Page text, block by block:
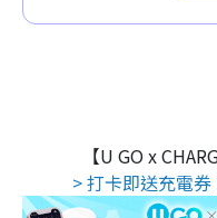
【U GO x
> 打卡即送充電